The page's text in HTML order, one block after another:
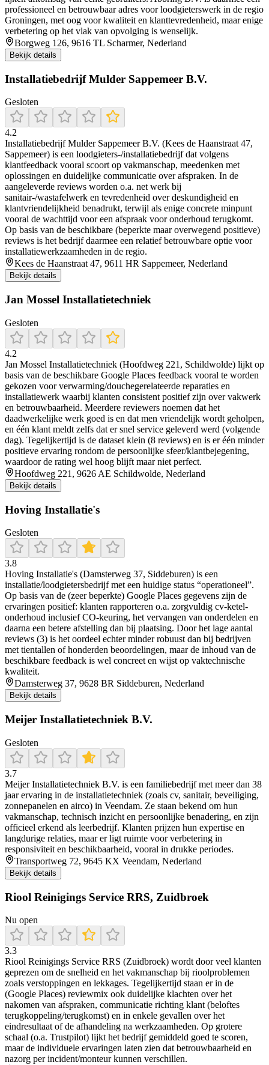
professioneel en betrouwbaar adres voor loodgieterswerk in de regio
Groningen, met oog voor kwaliteit en klanttevredenheid, maar enige
verbetering op het vlak van opvolging is wenselijk.
Borgweg 126, 9616 TL Scharmer, Nederland
Bekijk details
Installatiebedrijf Mulder Sappemeer B.V.
Gesloten
4.2
Installatiebedrijf Mulder Sappemeer B.V. (Kees de Haanstraat 47,
Sappemeer) is een loodgieters-/installatiebedrijf dat volgens
klantfeedback vooral scoort op vakmanschap, meedenken met
oplossingen en duidelijke communicatie over afspraken. In de
aangeleverde reviews worden o.a. net werk bij
sanitair-/wastafelwerk en tevredenheid over deskundigheid en
klantvriendelijkheid benadrukt, terwijl als enige concrete minpunt
vooral de wachttijd voor een afspraak voor onderhoud terugkomt.
Op basis van de beschikbare (beperkte maar overwegend positieve)
reviews is het bedrijf daarmee een relatief betrouwbare optie voor
installatiewerkzaamheden in de regio.
Kees de Haanstraat 47, 9611 HR Sappemeer, Nederland
Bekijk details
Jan Mossel Installatietechniek
Gesloten
4.2
Jan Mossel Installatietechniek (Hoofdweg 221, Schildwolde) lijkt op
basis van de beschikbare Google Places feedback vooral te worden
gekozen voor verwarming/douchegerelateerde reparaties en
installatiewerk waarbij klanten consistent positief zijn over vakwerk
en betrouwbaarheid. Meerdere reviewers noemen dat het
daadwerkelijke werk goed is en dat men vriendelijk wordt geholpen,
en één klant meldt zelfs dat er snel service geleverd werd (volgende
dag). Tegelijkertijd is de dataset klein (8 reviews) en is er één minder
positieve ervaring rondom de persoonlijke sfeer/klantbejegening,
waardoor de rating wel hoog blijft maar niet perfect.
Hoofdweg 221, 9626 AE Schildwolde, Nederland
Bekijk details
Hoving Installatie's
Gesloten
3.8
Hoving Installatie's (Damsterweg 37, Siddeburen) is een
installatie/loodgietersbedrijf met een huidige status “operationeel”.
Op basis van de (zeer beperkte) Google Places gegevens zijn de
ervaringen positief: klanten rapporteren o.a. zorgvuldig cv-ketel-
onderhoud inclusief CO-keuring, het vervangen van onderdelen en
daarna een betere afstelling dan bij plaatsing. Door het lage aantal
reviews (3) is het oordeel echter minder robuust dan bij bedrijven
met tientallen of honderden beoordelingen, maar de inhoud van de
beschikbare feedback is wel concreet en wijst op vaktechnische
kwaliteit.
Damsterweg 37, 9628 BR Siddeburen, Nederland
Bekijk details
Meijer Installatietechniek B.V.
Gesloten
3.7
Meijer Installatietechniek B.V. is een familiebedrijf met meer dan 38
jaar ervaring in de installatietechniek (zoals cv, sanitair, beveiliging,
zonnepanelen en airco) in Veendam. Ze staan bekend om hun
vakmanschap, technisch inzicht en persoonlijke benadering, en zijn
officieel erkend als leerbedrijf. Klanten prijzen hun expertise en
langdurige relaties, maar er ligt ruimte voor verbetering in
responsiviteit en beschikbaarheid, vooral in drukke periodes.
Transportweg 72, 9645 KX Veendam, Nederland
Bekijk details
Riool Reinigings Service RRS, Zuidbroek
Nu open
3.3
Riool Reinigings Service RRS (Zuidbroek) wordt door veel klanten
geprezen om de snelheid en het vakmanschap bij rioolproblemen
zoals verstoppingen en lekkages. Tegelijkertijd staan er in de
(Google Places) reviewmix ook duidelijke klachten over het
nakomen van afspraken, communicatie richting klant (beloftes
terugkoppeling/terugkomst) en in enkele gevallen over het
eindresultaat of de afhandeling na werkzaamheden. Op grotere
schaal (o.a. Trustpilot) lijkt het bedrijf gemiddeld goed te scoren,
maar de individuele ervaringen laten zien dat betrouwbaarheid en
nazorg per incident/monteur kunnen verschillen.